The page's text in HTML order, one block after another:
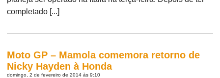
completado [...]
Moto GP – Mamola comemora retorno de
Nicky Hayden à Honda
domingo, 2 de fevereiro de 2014 às 9:10